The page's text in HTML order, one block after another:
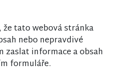
tato webová stránka
nebo nepravdivé
zaslat informace a obsah
formuláře.